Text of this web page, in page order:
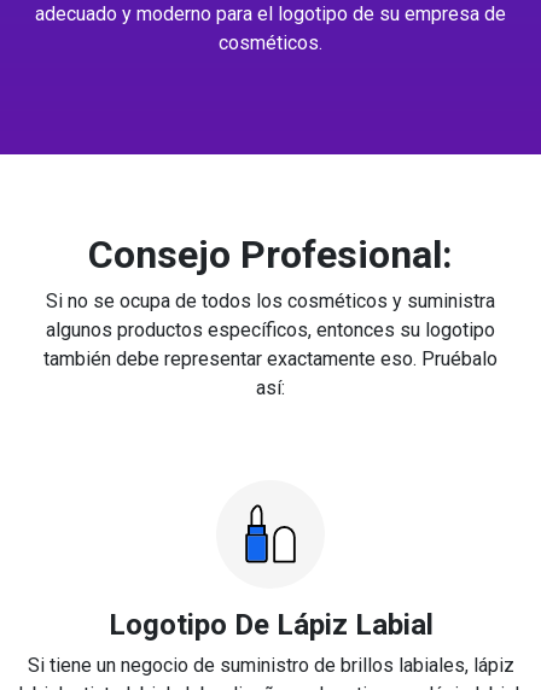
adecuado y moderno para el logotipo de su empresa de
cosméticos.
Consejo Profesional:
Si no se ocupa de todos los cosméticos y suministra
algunos productos específicos, entonces su logotipo
también debe representar exactamente eso. Pruébalo
así:
Logotipo De Lápiz Labial
Si tiene un negocio de suministro de brillos labiales, lápiz